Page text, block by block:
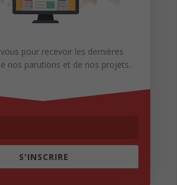
pour recevoir les dernières
nos parutions et de nos projets.
S'INSCRIRE